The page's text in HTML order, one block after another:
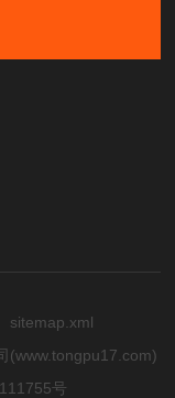
sitemap.xml
(www.tongpu17.com)
号